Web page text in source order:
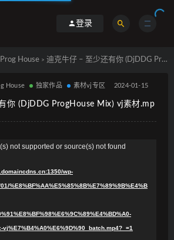
登录
Prog House > 迪克牛仔 – 至少还有你 (DjDDG ProgHouse Mix) vj素材.mp4
House 独家作品 素材vj专区 2024-01-15
你 (DjDDG ProgHouse Mix) vj素材.mp
not supported or source(s) not found
wp-
%E8%BF%AA%E5%85%8B%E7%89%9B%E4%B
vj%E7%B4%A0%E6%9D%90_batch.mp4?_=1